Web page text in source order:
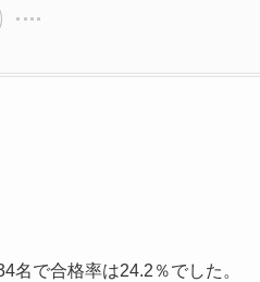
名で合格率は24.2％でした。